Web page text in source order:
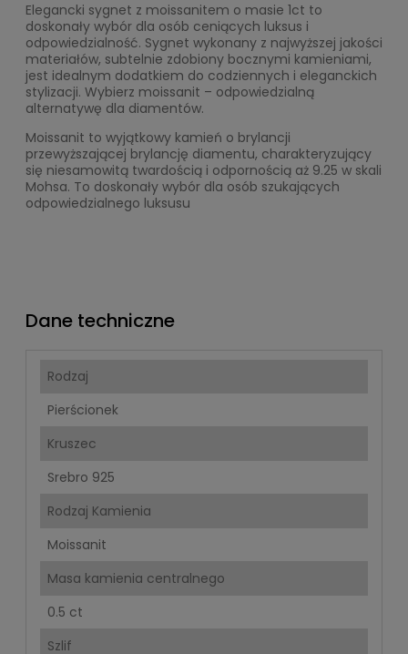
Elegancki sygnet z moissanitem o masie 1ct to
doskonały wybór dla osób ceniących luksus i
odpowiedzialność. Sygnet wykonany z najwyższej jakości
materiałów, subtelnie zdobiony bocznymi kamieniami,
jest idealnym dodatkiem do codziennych i eleganckich
stylizacji. Wybierz moissanit – odpowiedzialną
alternatywę dla diamentów.
Moissanit to wyjątkowy kamień o brylancji
przewyższającej brylancję diamentu, charakteryzujący
się niesamowitą twardością i odpornością aż 9.25 w skali
Mohsa. To doskonały wybór dla osób szukających
odpowiedzialnego luksusu
Dane techniczne
Rodzaj
Pierścionek
Kruszec
Srebro 925
Rodzaj Kamienia
Moissanit
Masa kamienia centralnego
0.5 ct
Szlif